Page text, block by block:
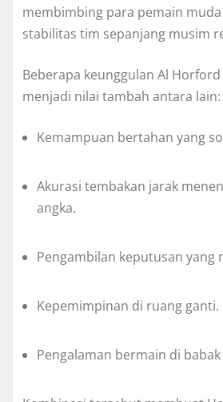
membimbing para pemain
stabilitas tim sepanjang musim
Beberapa keunggulan Al
menjadi nilai tambah antara lain:
Kemampuan bertahan yang
Akurasi tembakan jarak
angka.
Pengambilan keputusan yang
Kepemimpinan di ruang ganti.
Pengalaman bermain di